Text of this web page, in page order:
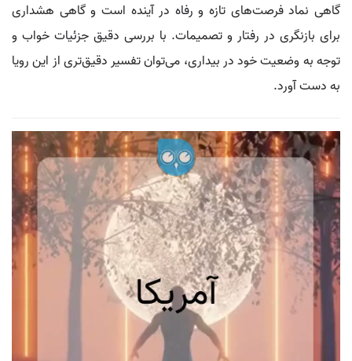
گاهی نماد فرصت‌های تازه و رفاه در آینده است و گاهی هشداری
برای بازنگری در رفتار و تصمیمات. با بررسی دقیق جزئیات خواب و
توجه به وضعیت خود در بیداری، می‌توان تفسیر دقیق‌تری از این رویا
به دست آورد.